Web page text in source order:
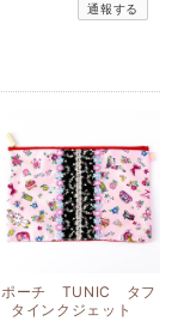
通報する
ポーチ TUNIC タフ
タインクジェット